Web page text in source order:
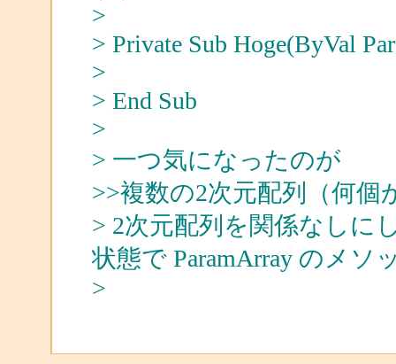
>
> Private Sub Hoge(ByVal
>
> End Sub
>
> 一つ気になったのが
>>複数の2次元配列（何個
> 2次元配列を関係なしに
状態で ParamArray のメ
>